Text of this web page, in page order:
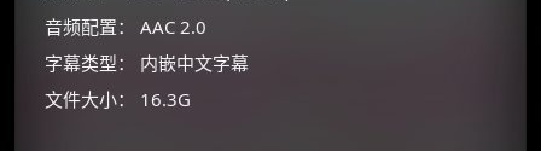
音频配置： AAC 2.0
字幕类型： 内嵌中文字幕
文件大小： 16.3G
☕